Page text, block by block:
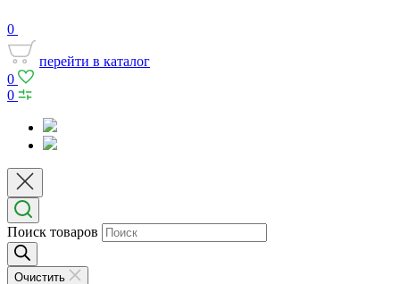
0
перейти в каталог
0
0
Поиск товаров
Очистить